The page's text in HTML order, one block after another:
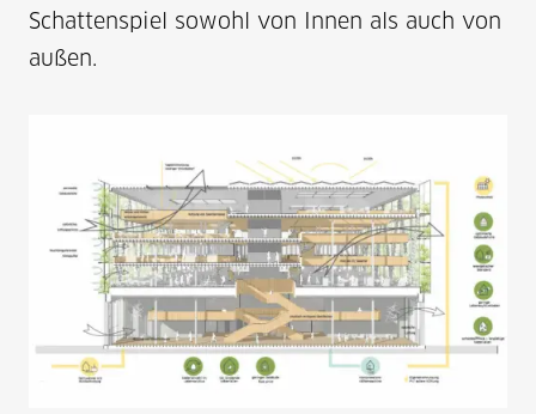
Schattenspiel sowohl von Innen als auch von
außen.